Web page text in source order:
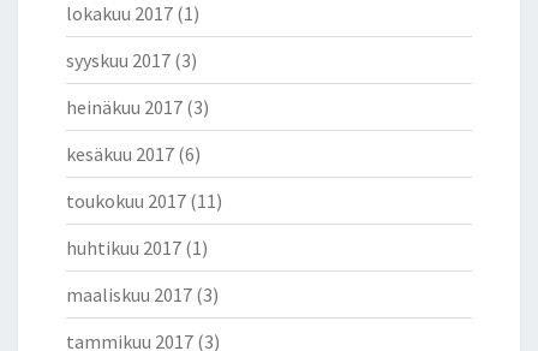
lokakuu 2017 (1)
syyskuu 2017 (3)
heinäkuu 2017 (3)
kesäkuu 2017 (6)
toukokuu 2017 (11)
huhtikuu 2017 (1)
maaliskuu 2017 (3)
tammikuu 2017 (3)